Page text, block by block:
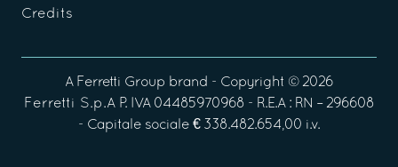
Credits
A Ferretti Group brand - Copyright © 2026
Ferretti S.p.A P. IVA 04485970968 - R.E.A : RN – 296608
- Capitale sociale € 338.482.654,00 i.v.